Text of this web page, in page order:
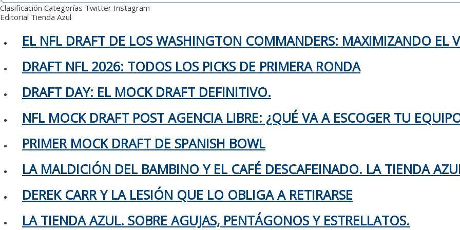
Clasificación Categorías Twitter Instagram
Editorial Tienda Azul
EL NFL DRAFT DE LOS WASHINGTON COMMANDERS: MAXIMIZANDO EL
DRAFT NFL 2026: TODOS LOS PICKS DE PRIMERA RONDA
DRAFT DAY: EL MOCK DRAFT DEFINITIVO.
NFL MOCK DRAFT POST AGENCIA LIBRE: ¿QUÉ VA A ESCOGER TU
PRIMER MOCK DRAFT DE SPANISH BOWL
LA MALDICIÓN DEL BAMBINO Y EL CAFÉ DESCAFEINADO. LA TIENDA
DEREK CARR Y LA LESIÓN QUE LO OBLIGA A RETIRARSE
LA TIENDA AZUL. SOBRE AGUJAS, PENTÁGONOS Y ESTRELLATOS.